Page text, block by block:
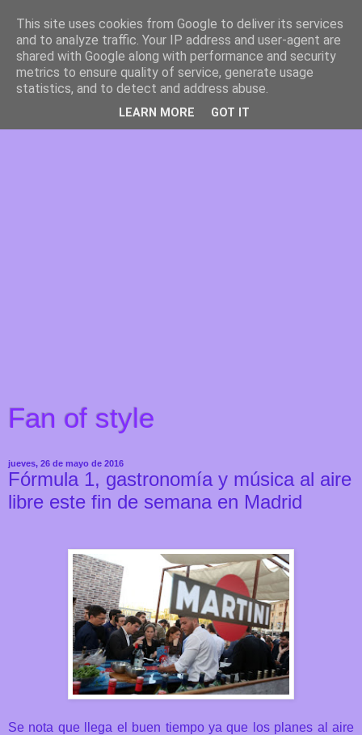
Fan of style
jueves, 26 de mayo de 2016
Fórmula 1, gastronomía y música al aire
libre este fin de semana en Madrid
Se nota que llega el buen tiempo ya que los planes al aire
This site uses cookies from Google to deliver its services
and to analyze traffic. Your IP address and user-agent are
shared with Google along with performance and security
metrics to ensure quality of service, generate usage
statistics, and to detect and address abuse.
LEARN MORE GOT IT